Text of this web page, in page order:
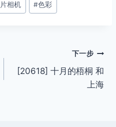
相机 #色彩
下一步
[20618] 十月的梧桐 和
上海